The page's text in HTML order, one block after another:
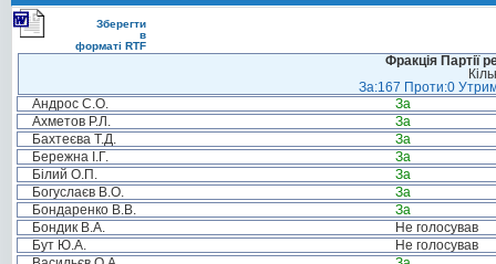
Зберегти
в
форматі RTF
Фракція Партії
За:167 Проти:0
Андрос С.О.
За
Ахметов Р.Л.
За
Бахтеєва Т.Д.
За
Бережна І.Г.
За
Білий О.П.
За
Богуслаєв В.О.
За
Бондаренко В.В.
За
Бондик В.А.
Не голосував
Бут Ю.А.
Не голосував